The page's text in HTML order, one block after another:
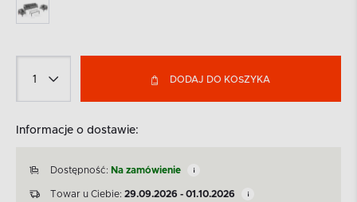
DODAJ DO KOSZYKA
Informacje o dostawie:
Dostępność: Na zamówienie
Towar u Ciebie: 29.09.2026 - 01.10.2026